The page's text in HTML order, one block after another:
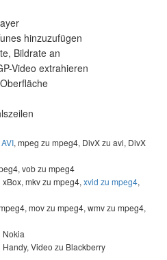
hinzuzufügen
Bildrate an
Video extrahieren
, mpeg zu mpeg4, DivX zu avi, DivX
vob zu mpeg4
xBox, mkv zu mpeg4,xvid zu mpeg4,
mov zu mpeg4, wmv zu mpeg4,
Nokia
Video zu Blackberry